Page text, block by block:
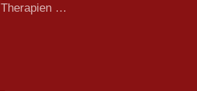
Therapien …